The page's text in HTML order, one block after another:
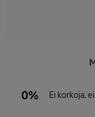
Ei korkoja,